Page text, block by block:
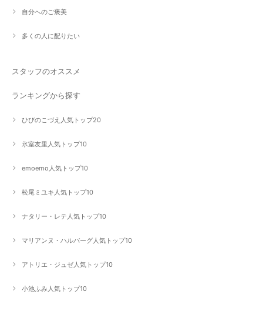
自分へのご褒美
多くの人に配りたい
スタッフのオススメ
ランキングから探す
ひびのこづえ人気トップ20
氷室友里人気トップ10
emoemo人気トップ10
松尾ミユキ人気トップ10
ナタリー・レテ人気トップ10
マリアンヌ・ハルバーグ人気トップ10
アトリエ・ジュゼ人気トップ10
小池ふみ人気トップ10